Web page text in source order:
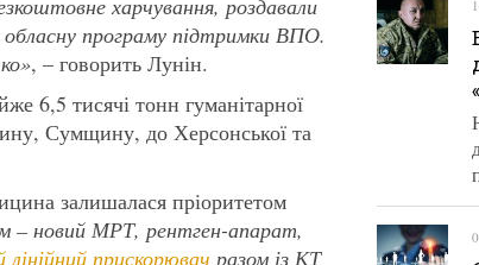
програму підтримки ВПО.
», – говорить Лунін.
6,5 тисячі тонн гуманітарної
Сумщину, до Херсонської та
залишалася пріоритетом
– новий МРТ, рентген-апарат,
прискорювач разом із КТ